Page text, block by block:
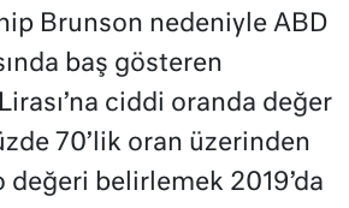
Brunson nedeniyle ABD
baş gösteren
ciddi oranda değer
70’lik oran üzerinden
değeri belirlemek 2019’da